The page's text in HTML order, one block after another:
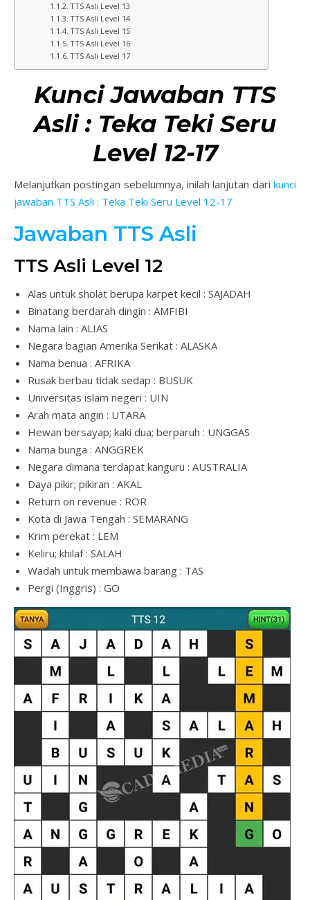
TTS Asli Level 13
TTS Asli Level 14
TTS Asli Level 15
TTS Asli Level 16
TTS Asli Level 17
Kunci Jawaban TTS
Asli : Teka Teki Seru
Level 12-17
Melanjutkan postingan sebelumnya, inilah lanjutan dari kunci
jawaban TTS Asli : Teka Teki Seru Level 12-17
Jawaban TTS Asli
TTS Asli Level 12
Alas untuk sholat berupa karpet kecil : SAJADAH
Binatang berdarah dingin : AMFIBI
Nama lain : ALIAS
Negara bagian Amerika Serikat : ALASKA
Nama benua : AFRIKA
Rusak berbau tidak sedap : BUSUK
Universitas islam negeri : UIN
Arah mata angin : UTARA
Hewan bersayap; kaki dua; berparuh : UNGGAS
Nama bunga : ANGGREK
Negara dimana terdapat kanguru : AUSTRALIA
Daya pikir; pikiran : AKAL
Return on revenue : ROR
Kota di Jawa Tengah : SEMARANG
Krim perekat : LEM
Keliru; khilaf : SALAH
Wadah untuk membawa barang : TAS
Pergi (Inggris) : GO